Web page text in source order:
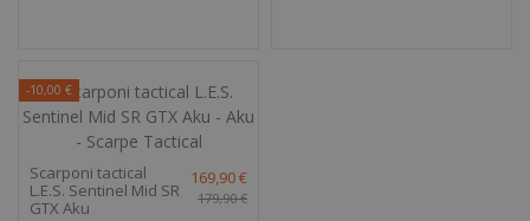
-10,00 €
Scarponi tactical
L.E.S. Sentinel Mid SR
GTX Aku
169,90 €
179,90 €